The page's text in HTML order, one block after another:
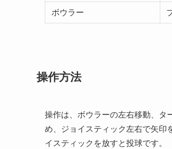
ボウラー
操作方法
操作は、ボウラーの左右移動、タ
め、ジョイスティック左右で矢印
イスティックを放すと投球です。